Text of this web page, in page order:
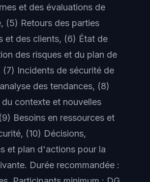
et des évaluations de
(5) Retours des parties
et des clients, (6) État de
des risques et du plan de
(7) Incidents de sécurité de
des tendances, (8)
du contexte et nouvelles
Besoins en ressources et
(10) Décisions,
et plan d'actions pour la
Durée recommandée :